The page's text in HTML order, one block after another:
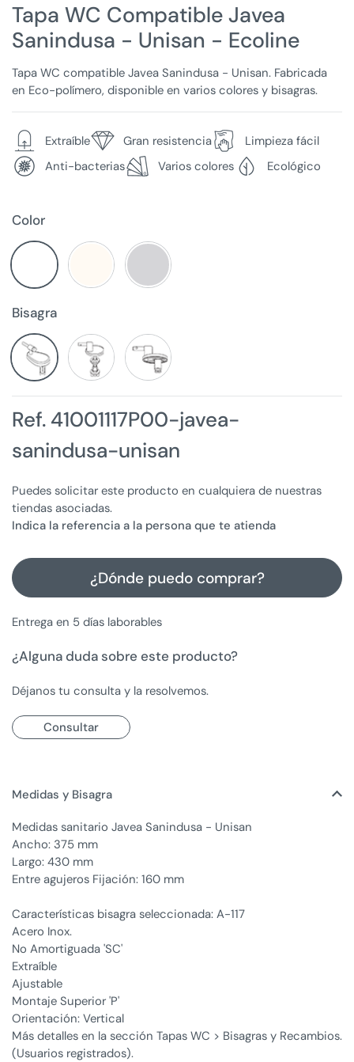
Tapa WC Compatible Javea
Sanindusa - Unisan - Ecoline
Tapa WC compatible Javea Sanindusa - Unisan. Fabricada
en Eco-polímero, disponible en varios colores y bisagras.
Extraíble Gran resistencia
Limpieza fácil
Anti-bacterias
Varios colores Ecológico
Color
Bisagra
Ref. 41001117P00-javea-
sanindusa-unisan
Puedes solicitar este producto en cualquiera de nuestras
tiendas asociadas.
Indica la referencia a la persona que te atienda
¿Dónde puedo comprar?
Entrega en 5 días laborables
¿Alguna duda sobre este producto?
Déjanos tu consulta y la resolvemos.
Consultar
Medidas y Bisagra
Medidas sanitario Javea Sanindusa - Unisan
Ancho: 375 mm
Largo: 430 mm
Entre agujeros Fijación: 160 mm
Características bisagra seleccionada: A-117
Acero Inox.
No Amortiguada 'SC'
Extraíble
Ajustable
Montaje Superior 'P'
Orientación: Vertical
Más detalles en la sección Tapas WC > Bisagras y Recambios.
(Usuarios registrados).